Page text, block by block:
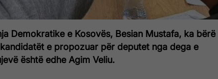
Demokratike e Kosovës, Besian Mustafa, ka bërë
e propozuar për deputet nga dega e
është edhe Agim Veliu.